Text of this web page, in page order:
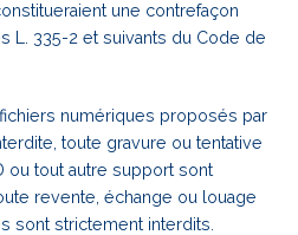
une contrefaçon
L. 335-2 et suivants du Code de
numériques proposés par
toute gravure ou tentative
ou tout autre support sont
revente, échange ou louage
sont strictement interdits.